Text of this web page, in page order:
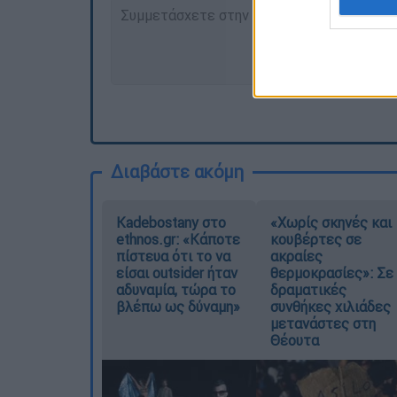
Διαβάστε ακόμη
Kadebostany στο
ethnos.gr: «Κάποτε
πίστευα ότι το να
είσαι outsider ήταν
αδυναμία, τώρα το
βλέπω ως δύναμη»
«Χωρίς σκηνές και
κουβέρτες σε
ακραίες
θερμοκρασίες»: Σε
δραματικές
συνθήκες χιλιάδες
μετανάστες στη
Θέουτα